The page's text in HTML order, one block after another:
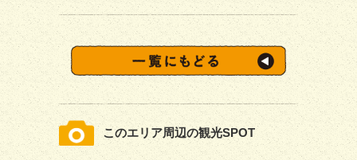
このエリア周辺の観光SPOT